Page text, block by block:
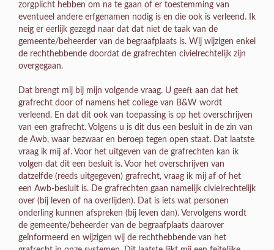
zorgplicht hebben om na te gaan of er toestemming van
eventueel andere erfgenamen nodig is en die ook is verleend. Ik
neig er eerlijk gezegd naar dat dat niet de taak van de
gemeente/beheerder van de begraafplaats is. Wij wijzigen enkel
de rechthebbende doordat de grafrechten civielrechtelijk zijn
overgegaan.
Dat brengt mij bij mijn volgende vraag. U geeft aan dat het
grafrecht door of namens het college van B&W wordt
verleend. En dat dit ook van toepassing is op het overschrijven
van een grafrecht. Volgens u is dit dus een besluit in de zin van
de Awb, waar bezwaar en beroep tegen open staat. Dat laatste
vraag ik mij af. Voor het uitgeven van de grafrechten kan ik
volgen dat dit een besluit is. Voor het overschrijven van
datzelfde (reeds uitgegeven) grafrecht, vraag ik mij af of het
een Awb-besluit is. De grafrechten gaan namelijk civielrechtelijk
over (bij leven of na overlijden). Dat is iets wat personen
onderling kunnen afspreken (bij leven dan). Vervolgens wordt
de gemeente/beheerder van de begraafplaats daarover
geïnformeerd en wijzigen wij de rechthebbende van het